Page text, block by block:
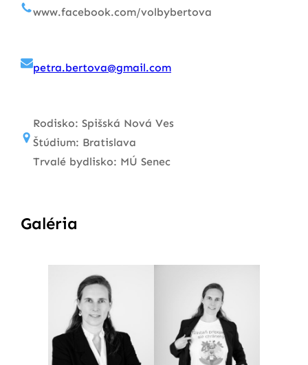
www.facebook.com/volbybertova
petra.bertova@gmail.com
Rodisko: Spišská Nová Ves
Štúdium: Bratislava
Trvalé bydlisko: MÚ Senec
Galéria